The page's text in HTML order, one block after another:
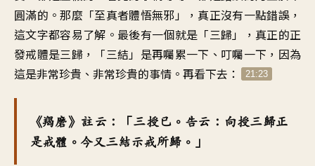
圓滿的。那麼「至真者體悟無邪」，真正沒有一點錯誤，
這文字都容易了解。最後有一個就是「三歸」，真正的正
發戒體是三歸，「三結」是再囑累一下、叮囑一下，因為
這是非常珍貴、非常珍貴的事情。再看下去：
21:23
《羯磨》註云：「三授已。告云：向授三歸正
是戒體。今又三結示戒所歸。」